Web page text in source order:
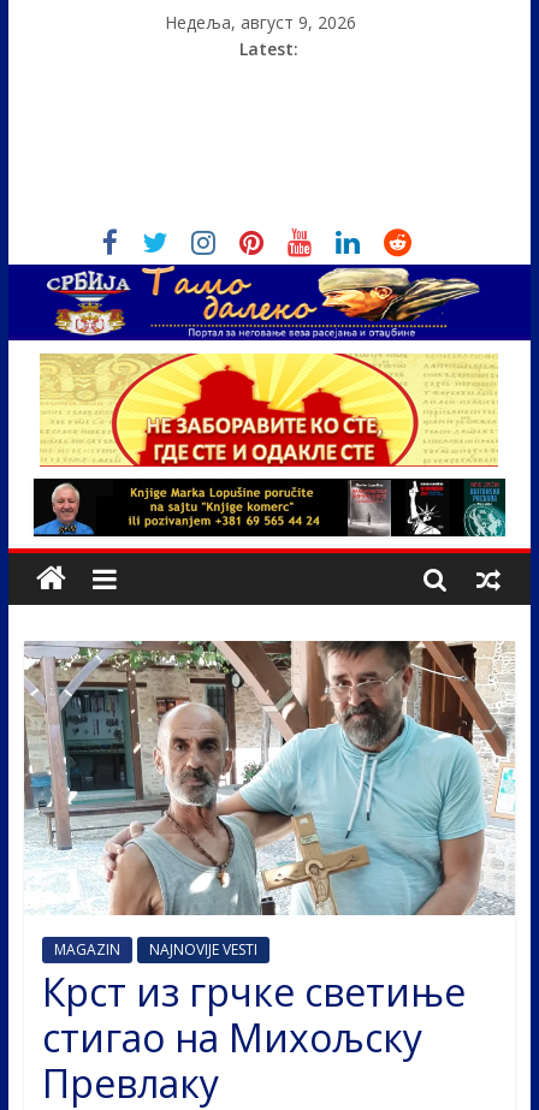
Недеља, август 9, 2026
Latest:
MAGAZIN NAJNOVIJE VESTI
Крст из грчке светиње
стигао на Михољску
Превлаку